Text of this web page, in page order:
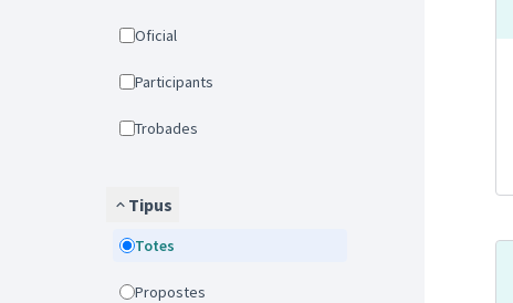
Oficial
Participants
Trobades
Tipus
Totes
Propostes